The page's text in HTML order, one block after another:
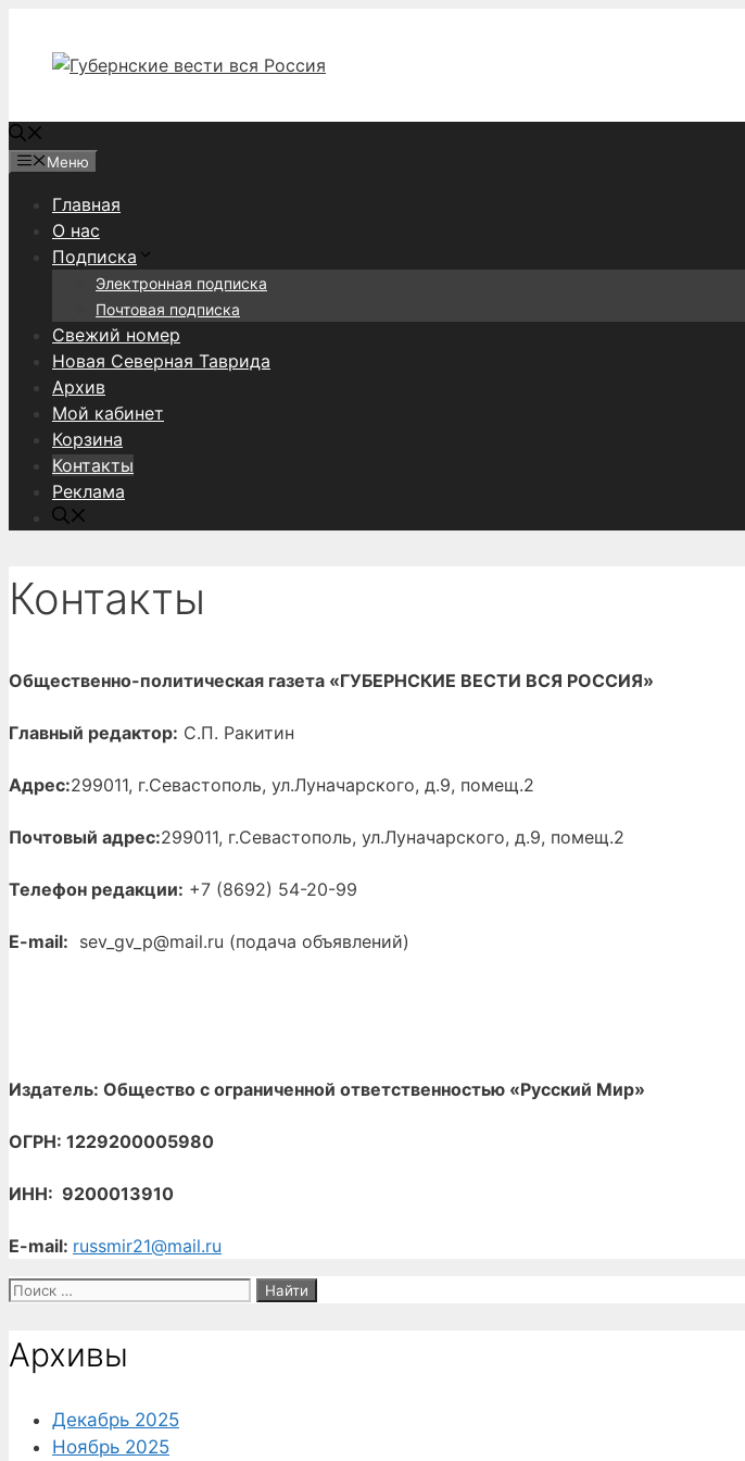
содержимому
Меню
Главная
О нас
Подписка
Электронная подписка
Почтовая подписка
Свежий номер
Новая Северная Таврида
Архив
Мой кабинет
Корзина
Контакты
Реклама
Контакты
Общественно-политическая газета «ГУБЕРНСКИЕ ВЕСТИ ВСЯ РОССИЯ»
Главный редактор: С.П. Ракитин
Адрес:299011, г.Севастополь, ул.Луначарского, д.9, помещ.2
Почтовый адрес:299011, г.Севастополь, ул.Луначарского, д.9, помещ.2
Телефон редакции: +7 (8692) 54-20-99
E-mail: sev_gv_p@mail.ru (подача объявлений)
Издатель: Общество с ограниченной ответственностью «Русский Мир»
ОГРН: 1229200005980
ИНН: 9200013910
E-mail: russmir21@mail.ru
Поиск:
Архивы
Декабрь 2025
Ноябрь 2025